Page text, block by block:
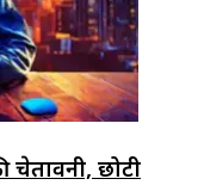
चेतावनी, छोटी